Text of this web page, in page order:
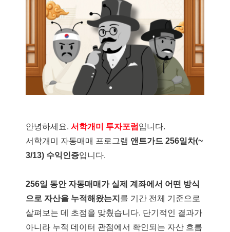
안녕하세요. 서학개미 투자포럼 입니다.
서학개미 자동매매 프로그램 앤트가드 256일차(~
3/13) 수익인증입니다.
256일 동안 자동매매가 실제 계좌에서 어떤 방식
으로 자산을 누적해왔는지 를 기간 전체 기준으로
살펴보는 데 초점을 맞췄습니다. 단기적인 결과가
아니라 누적 데이터 관점에서 확인되는 자산 흐름